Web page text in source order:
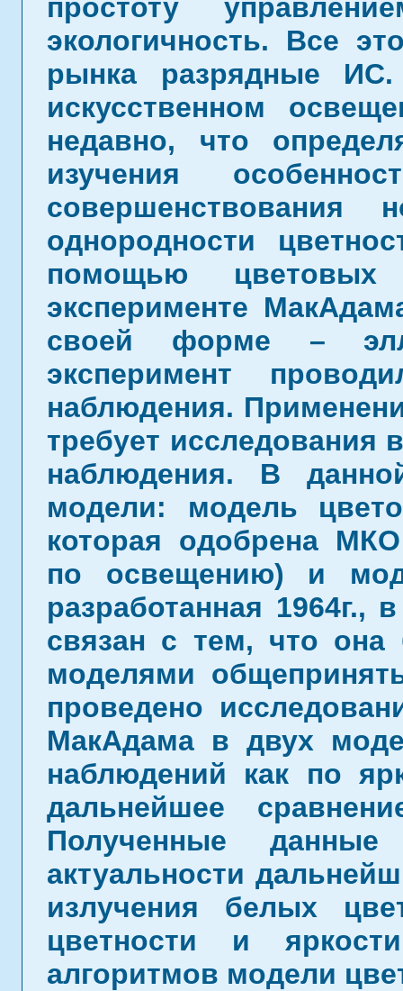
простоту
экологичность. Все
рынка разрядные
искусственном
недавно, что
изучения
совершенствования
однородности
помощью
эксперименте
своей форме –
эксперимент
наблюдения.
требует исследования
наблюдения. В
модели: модель
которая одобрена
по освещению) и
разработанная
связан с тем, что она
моделями
проведено
МакАдама в двух
наблюдений как по
дальнейшее
Полученные
актуальности
излучения белых
цветности и
алгоритмов модели